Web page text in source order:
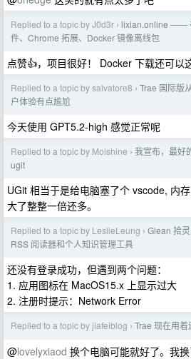
Replied to a topic by J0d3r › lixian.online ——
件、Chrome 拓展、Docker 镜像离线包
点赞👍，项目很好！ Docker 下载还可以
Replied to a topic by salvatore8 › Trae 国际版
户体验有点尴尬
今天使用 GPT5.2-high 感觉正常呢
Replied to a topic by Moishine › 我宣布，最好
ugit
UGit 相当于是给电脑塞了个 vscode, 内
大了整整一倍还多。
Replied to a topic by LeslieLeung › Glean 拾
RSS 阅读器和个人知识管理工具
还没有登录成功，但遇到两个问题：
1. 应用图标在 MacOS15.x 上显示过大
2. 注册时提示：Network Error
Replied to a topic by jiafeiblog › Trae 现在用着
@lovelyxiaod 换个电脑可能就好了。我